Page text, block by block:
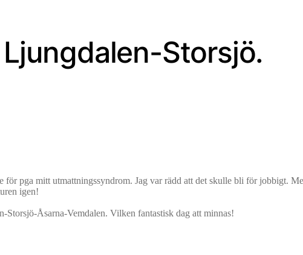
Storsjö.
pga mitt utmattningssyndrom. Jag var rädd att det skulle bli för jobbigt.
igen!
Åsarna-Vemdalen. Vilken fantastisk dag att minnas!